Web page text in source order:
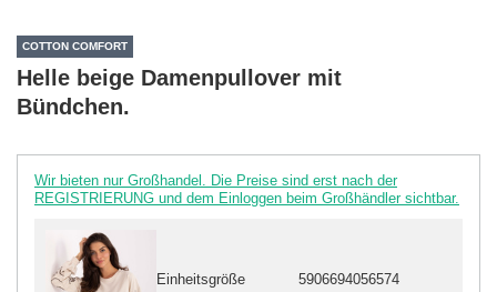
COTTON COMFORT
Helle beige Damenpullover mit
Bündchen.
Wir bieten nur Großhandel. Die Preise sind erst nach der
REGISTRIERUNG und dem Einloggen beim Großhändler sichtbar.
Einheitsgröße 5906694056574